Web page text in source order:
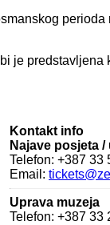
Kontakt info
Najave posjeta
Telefon: +387 33
Email:
Uprava muzeja
Telefon: +387 33